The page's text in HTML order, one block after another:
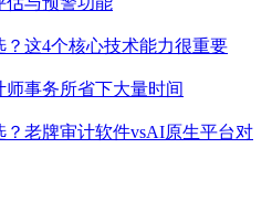
这4个核心技术能力很重要
事务所省下大量时间
老牌审计软件vsAI原生平台对